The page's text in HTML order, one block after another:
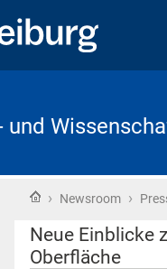
und
Startseite
› Newsroom ›
Neue Einblicke
Oberfläche